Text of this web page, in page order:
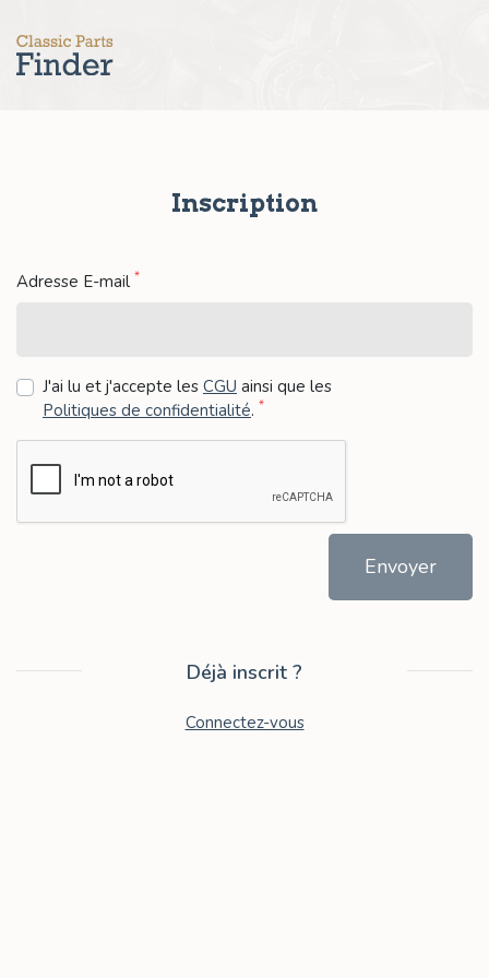
Inscription
Adresse E-mail *
J'ai lu et j'accepte les CGU ainsi que les
Politiques de confidentialité. *
Envoyer
Déjà inscrit ?
Connectez-vous